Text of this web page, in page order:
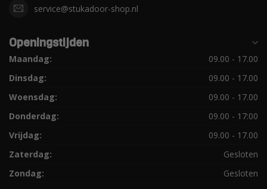
service@stukadoor-shop.nl
Openingstijden
Maandag:
09.00 - 17.00
Dinsdag:
09.00 - 17.00
Woensdag:
09.00 - 17.00
Donderdag:
09.00 - 17:00
Vrijdag:
09.00 - 17.00
Zaterdag:
Gesloten
Zondag:
Gesloten